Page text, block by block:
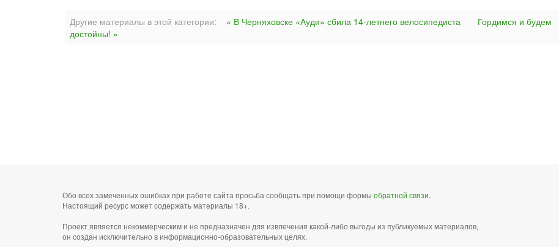
Другие материалы в этой категории: « В Черняховске «Ауди» сбила 14-летнего велосипедиста
Гордимся и будем
достойны! »
Обо всех замеченных ошибках при работе сайта просьба сообщать при помощи формы обратной связи.
Настоящий ресурс может содержать материалы 18+.
Проект является некоммерческим и не предназначен для извлечения какой-либо выгоды из публикуемых материалов,
он создан исключительно в информационно-образовательных целях.